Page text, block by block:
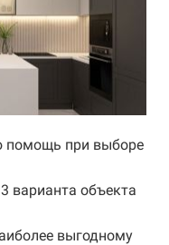
помощь при выборе
варианта объекта
выгодному